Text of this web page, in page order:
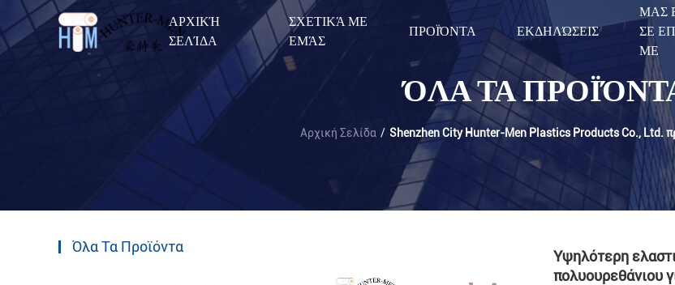
ΑΡΧΙΚΉ
ΣΕΛΊΔΑ
ΣΧΕΤΙΚΆ ΜΕ
ΕΜΆΣ
ΠΡΟΪΌΝΤΑ ΕΚΔΗΛΏΣΕΙΣ
ΜΑΣ
ΣΕ
ΜΕ
ΌΛΑ ΤΑ
Αρχική Σελίδα / Shenzhen City Hunter-Men Plastics Products Co., Ltd.
Όλα Τα Προϊόντα
Υψηλότερη
πολυουρεθάνιου